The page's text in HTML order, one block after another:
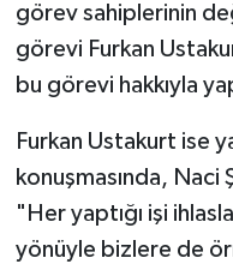
görev sahiplerinin
görevi Furkan
bu görevi hakkıyla
Furkan Ustakurt ise
konuşmasında,
"Her yaptığı işi
yönüyle bizlere de